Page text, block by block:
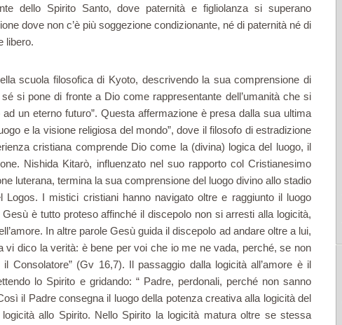
dello Spirito Santo, dove paternità e figliolanza si superano
dove non c’è più soggezione condizionante, né di paternità né di
libero.
scuola filosofica di Kyoto, descrivendo la sua comprensione di
si pone di fronte a Dio come rappresentante dell’umanità che si
un eterno futuro”. Questa affermazione è presa dalla sua ultima
e la visione religiosa del mondo”, dove il filosofo di estradizione
cristiana comprende Dio come la (divina) logica del luogo, il
Nishida Kitarò, influenzato nel suo rapporto col Cristianesimo
luterana, termina la sua comprensione del luogo divino allo stadio
Logos. I mistici cristiani hanno navigato oltre e raggiunto il luogo
Gesù è tutto proteso affinché il discepolo non si arresti alla logicità,
In altre parole Gesù guida il discepolo ad andare oltre a lui,
vi dico la verità: è bene per voi che io me ne vada, perché, se non
Consolatore” (Gv 16,7). Il passaggio dalla logicità all’amore è il
lo Spirito e gridando: “ Padre, perdonali, perché non sanno
il Padre consegna il luogo della potenza creativa alla logicità del
allo Spirito. Nello Spirito la logicità matura oltre se stessa